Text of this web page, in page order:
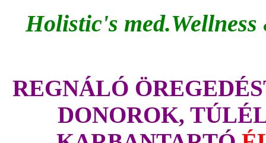
Holistic's
REGNÁLÓ
DONOROK,